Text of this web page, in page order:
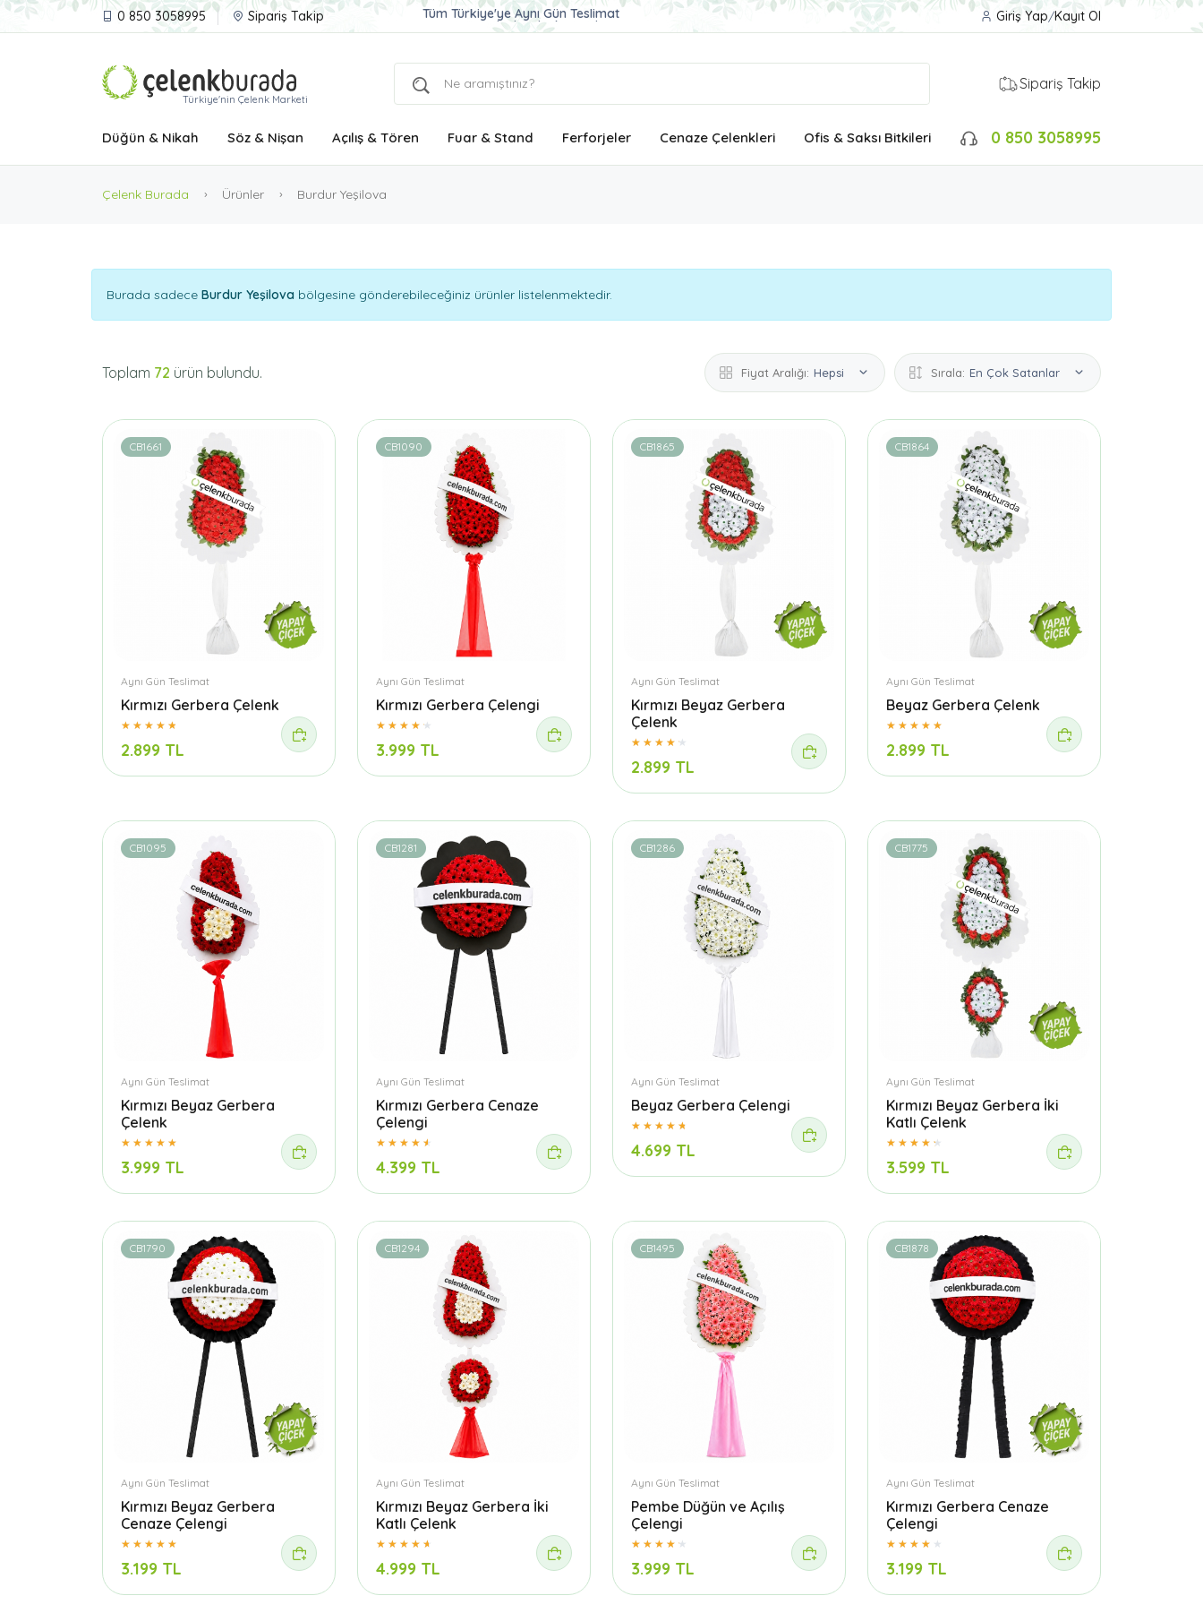
0 850 3058995 Sipariş Takip Ucuz ve Kaliteli Çelenk Gönder
Aynı Gün Teslimat Çelenk Siparişi
Tüm Türkiye'ye Aynı Gün Teslimat
Giriş Yap/Kayıt Ol
Türkiye'nin Çelenk Marketi
Sipariş Takip
Düğün & Nikah Söz & Nişan Açılış & Tören Fuar & Stand Ferforjeler Cenaze Çelenkleri Ofis & Saksı Bitkileri 0 850 3058995
Çelenk Burada Ürünler Burdur Yeşilova
Burada sadece Burdur Yeşilova bölgesine gönderebileceğiniz ürünler listelenmektedir.
Toplam 72 ürün bulundu. Fiyat Aralığı: Hepsi Sırala: En Çok Satanlar
CB1661
Aynı Gün Teslimat
Kırmızı Gerbera Çelenk
2.899 TL
CB1090
Aynı Gün Teslimat
Kırmızı Gerbera Çelengi
3.999 TL
CB1865
Aynı Gün Teslimat
Kırmızı Beyaz Gerbera
Çelenk
2.899 TL
CB1864
Aynı Gün Teslimat
Beyaz Gerbera Çelenk
2.899 TL
CB1095
Aynı Gün Teslimat
Kırmızı Beyaz Gerbera
Çelenk
3.999 TL
CB1281
Aynı Gün Teslimat
Kırmızı Gerbera Cenaze
Çelengi
4.399 TL
CB1286
Aynı Gün Teslimat
Beyaz Gerbera Çelengi
4.699 TL
CB1775
Aynı Gün Teslimat
Kırmızı Beyaz Gerbera İki
Katlı Çelenk
3.599 TL
CB1790
Aynı Gün Teslimat
Kırmızı Beyaz Gerbera
Cenaze Çelengi
3.199 TL
CB1294
Aynı Gün Teslimat
Kırmızı Beyaz Gerbera İki
Katlı Çelenk
4.999 TL
CB1495
Aynı Gün Teslimat
Pembe Düğün ve Açılış
Çelengi
3.999 TL
CB1878
Aynı Gün Teslimat
Kırmızı Gerbera Cenaze
Çelengi
3.199 TL